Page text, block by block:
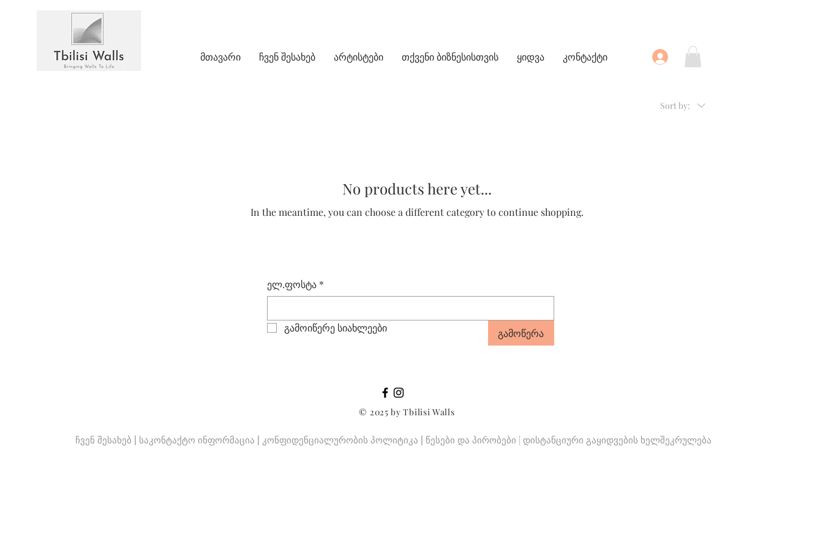
მთავარი ჩვენ შესახებ არტისტები თქვენი ბიზნესისთვის ყიდვა კონტაქტი
Sort by:
No products here yet...
In the meantime, you can choose a different category to continue shopping.
ელ.ფოსტა *
გამოიწერე სიახლეები გამოწერა
© 2025 by Tbilisi Walls
ჩვენ შესახებ | საკონტაქტო ინფორმაცია | კონფიდენციალურობის პოლიტიკა | წესები და პირობები | დისტანციური გაყიდვების ხელშეკრულება